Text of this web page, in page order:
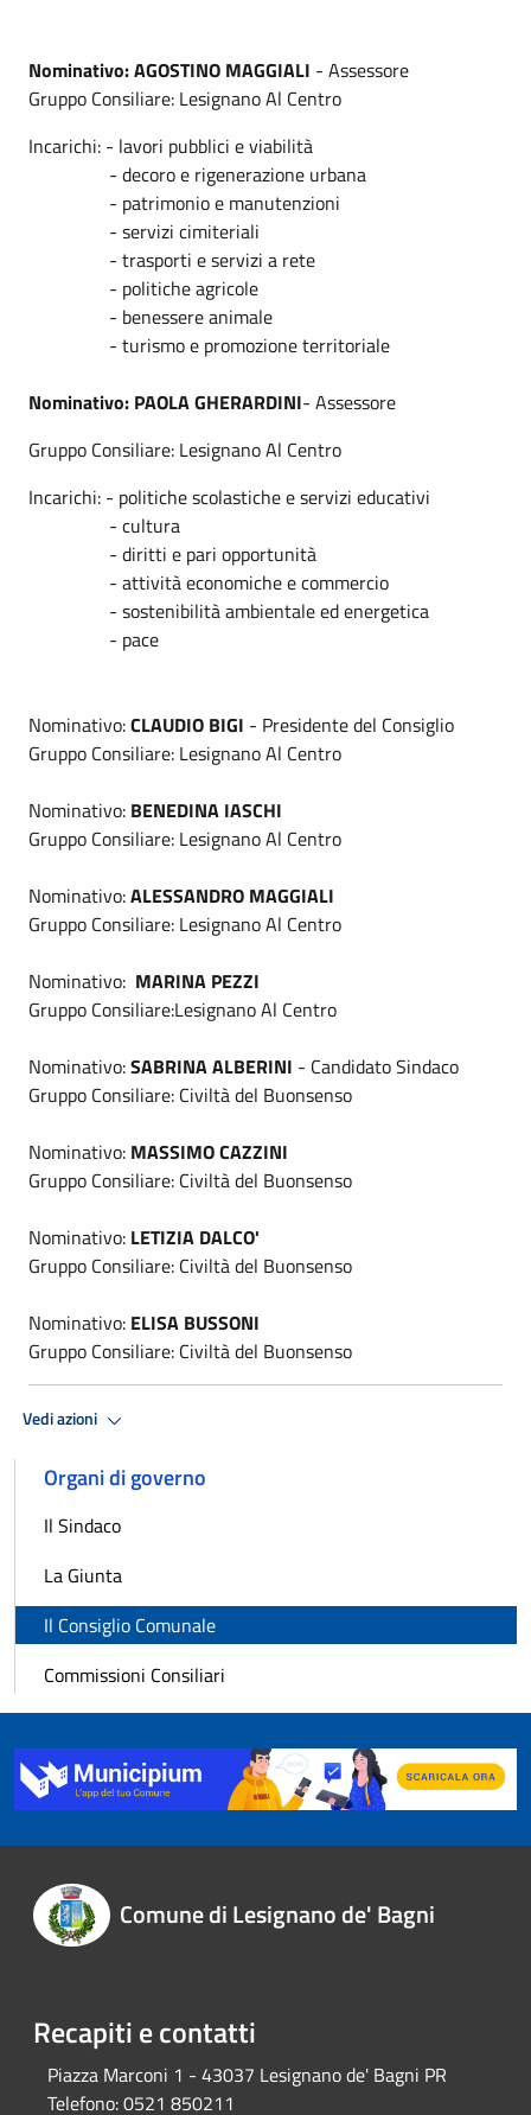
Nominativo: AGOSTINO MAGGIALI - Assessore
Gruppo Consiliare: Lesignano Al Centro
Incarichi: - lavori pubblici e viabilità
- decoro e rigenerazione urbana
- patrimonio e manutenzioni
- servizi cimiteriali
- trasporti e servizi a rete
- politiche agricole
- benessere animale
- turismo e promozione territoriale
Nominativo: PAOLA GHERARDINI- Assessore
Gruppo Consiliare: Lesignano Al Centro
Incarichi: - politiche scolastiche e servizi educativi
- cultura
- diritti e pari opportunità
- attività economiche e commercio
- sostenibilità ambientale ed energetica
- pace
Nominativo:CLAUDIO BIGI - Presidente del Consiglio
Gruppo Consiliare: Lesignano Al Centro
Nominativo: BENEDINA IASCHI
Gruppo Consiliare: Lesignano Al Centro
Nominativo:ALESSANDRO MAGGIALI
Gruppo Consiliare: Lesignano Al Centro
Nominativo: MARINA PEZZI
Gruppo Consiliare:Lesignano Al Centro
Nominativo:SABRINA ALBERINI - Candidato Sindaco
Gruppo Consiliare: Civiltà del Buonsenso
Nominativo: MASSIMO CAZZINI
Gruppo Consiliare: Civiltà del Buonsenso
Nominativo: LETIZIA DALCO'
Gruppo Consiliare: Civiltà del Buonsenso
Nominativo: ELISA BUSSONI
Gruppo Consiliare: Civiltà del Buonsenso
Vedi azioni
Organi di governo
Il Sindaco
La Giunta
Il Consiglio Comunale
Commissioni Consiliari
Comune di Lesignano de' Bagni
Recapiti e contatti
Piazza Marconi 1 - 43037 Lesignano de' Bagni PR
Telefono:0521 850211